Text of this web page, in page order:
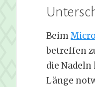
Beim
betreffen
die
Länge